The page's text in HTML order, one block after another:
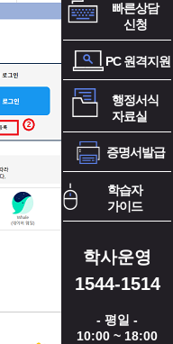
빠른상담
신청
PC 원격지원
행정서식
자료실
증명서발급
학습자
가이드
학사운영
1544-1514
- 평일 -
10:00 ~ 18:00